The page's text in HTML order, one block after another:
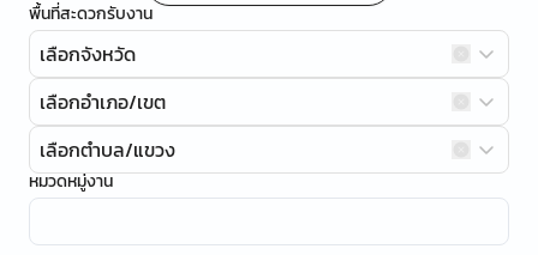
พื้นที่สะดวกรับงาน
เลือกจังหวัด
เลือกอำเภอ/เขต
เลือกตำบล/แขวง
หมวดหมู่งาน